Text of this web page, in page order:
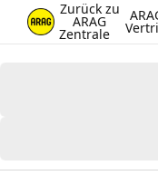
Zurück zu
ARAG
Zentrale